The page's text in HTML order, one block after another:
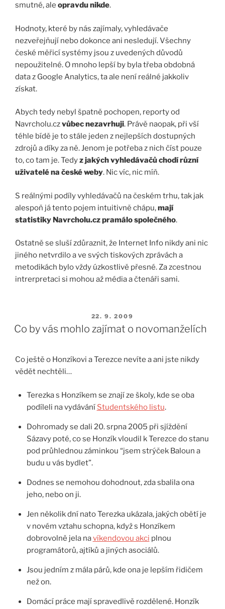
smutné, ale opravdu nikde.
Hodnoty, které by nás zajímaly, vyhledávače
nezveřejňují nebo dokonce ani nesledují. Všechny
české měřicí systémy jsou z uvedených důvodů
nepoužitelné. O mnoho lepší by byla třeba obdobná
data z Google Analytics, ta ale není reálné jakkoliv
získat.
Abych tedy nebyl špatně pochopen, reporty od
Navrcholu.czvůbec nezavrhuji. Právě naopak, při vší
téhle bídě je to stále jeden z nejlepších dostupných
zdrojů a díky za ně. Jenom je potřeba z nich číst pouze
to, co tam je. Tedyz jakých vyhledávačů chodí různí
uživatelé na české weby. Nic víc, nic míň.
S reálnými podíly vyhledávačů na českém trhu, tak jak
alespoň já tento pojem intuitivně chápu,mají
statistiky Navrcholu.cz pramálo společného.
Ostatně se sluší zdůraznit, že Internet Info nikdy ani nic
jiného netvrdilo a ve svých tiskových zprávách a
metodikách bylo vždy úzkostlivě přesné. Za zcestnou
intrerpretaci si mohou až média a čtenáři sami.
PUBLIKOVÁNO
22. 9. 2009
Co by vás mohlo zajímat o novomanželích
Co ještě o Honzíkovi a Terezce nevíte a ani jste nikdy
vědět nechtěli…
Terezka s Honzíkem se znají ze školy, kde se oba
podíleli na vydávání Studentského listu.
Dohromady se dali 20. srpna 2005 při sjíždění
Sázavy poté, co se Honzík vloudil k Terezce do stanu
pod průhlednou záminkou “jsem strýček Baloun a
budu u vás bydlet”.
Dodnes se nemohou dohodnout, zda sbalila ona
jeho, nebo on ji.
Jen několik dní nato Terezka ukázala, jakých obětí je
v novém vztahu schopna, když s Honzíkem
dobrovolně jela navíkendovou akci plnou
programátorů, ajtíků a jiných asociálů.
Jsou jedním z mála párů, kde ona je lepším řidičem
než on.
Domácí práce mají spravedlivě rozdělené. Honzík